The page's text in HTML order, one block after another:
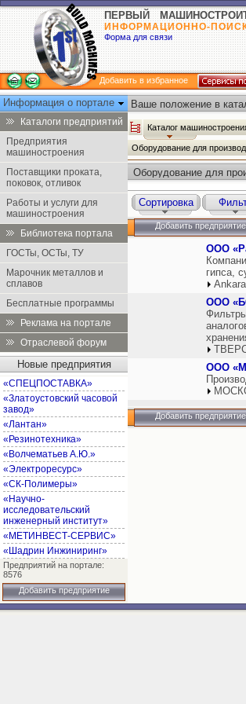
ПЕРВЫЙ
ИНФОРМАЦИОННО-
Форма для связи
Добавить в избранное
Информация о портале
Каталоги предприятий
Предприятия
машиностроения
Поставщики проката,
поковок, отливок
Работы и услуги для
машиностроения
Библиотека портала
ГОСТы, ОСТы, ТУ
Марочник металлов и
сплавов
Бесплатные программы
Реклама на портале
Отраслевой форум
Новые предприятия
«СПЕЦПОСТАВКА»
«Златоустовский часовой
завод»
«Лантан»
«Резинотехника»
«Волчематьев А.Ю.»
«Электроресурс»
«СК-Полимеры»
«Научно-
исследовательский
инженерный институт»
«МЕТИНВЕСТ-СЕРВИС»
«Шадрин Инжиниринг»
Предприятий на портале:
8576
Добавить предприятие
Ваше положение в
Каталог
Оборудование для
Оборудование для
Сортировка
Добавить предприятие
ООО
гипса,
ООО
ООО
Добавить предприятие